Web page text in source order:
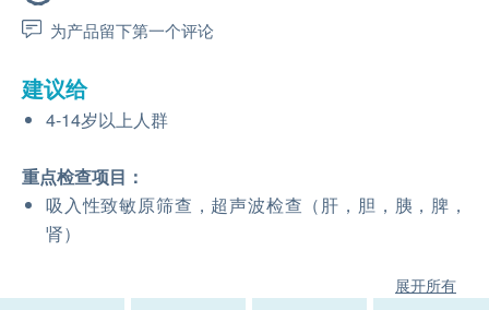
为产品留下第一个评论
建议给
4-14岁以上人群
重点检查项目：
吸入性致敏原筛查，超声波检查（肝，胆，胰，脾，
肾）
展开所有